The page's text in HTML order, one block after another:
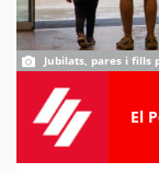
Jubilats, pares i fills
El